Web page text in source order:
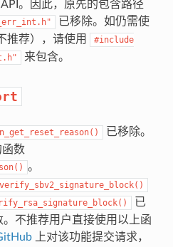
。因此，原先的包含路径
已移除。如仍需使
推荐），请使用
#include
来包含。
已移除。
数
。
已
不推荐用户直接使用以上函
上对该功能提交请求，